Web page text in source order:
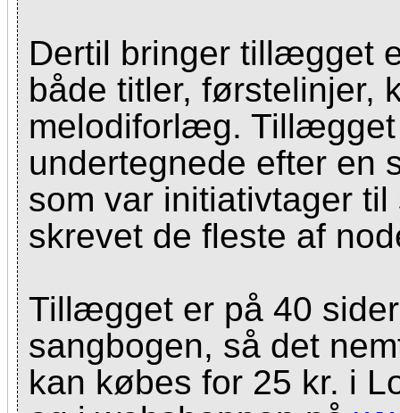
Dertil bringer tillægget
både titler, førstelinjer,
melodiforlæg.
undertegnede efter en
som var initiativtager
skrevet de fleste af
Tillægget er på 40
sangbogen, så det
kan købes for 25 kr. i